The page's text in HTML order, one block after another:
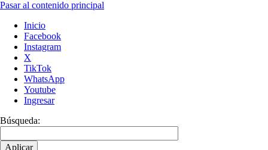
Pasar al contenido principal
Inicio
Facebook
Instagram
X
TikTok
WhatsApp
Youtube
Ingresar
Búsqueda: